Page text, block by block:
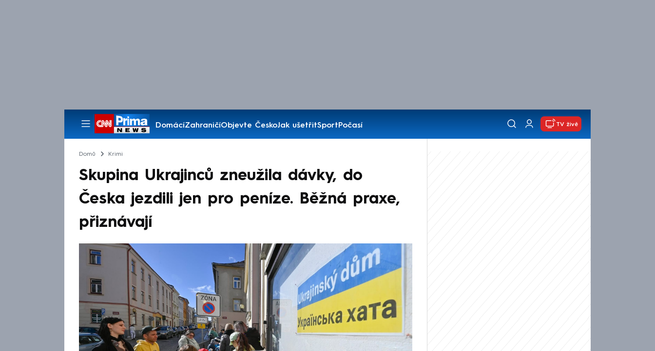
DomácíZahraničíObjevte ČeskoJak ušetřitSportPočasí
Pořady
TV živě
Domů Krimi
Skupina Ukrajinců zneužila dávky, do
Česka jezdili jen pro peníze. Běžná praxe,
přiznávají